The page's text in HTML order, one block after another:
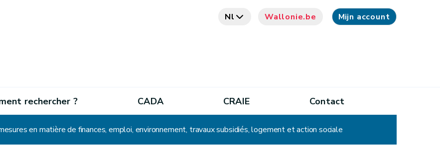
Nl Wallonie.be Mijn account
rechercher ? CADA CRAIE Contact
en matière de finances, emploi, environnement, travaux subsidiés, logement et action sociale